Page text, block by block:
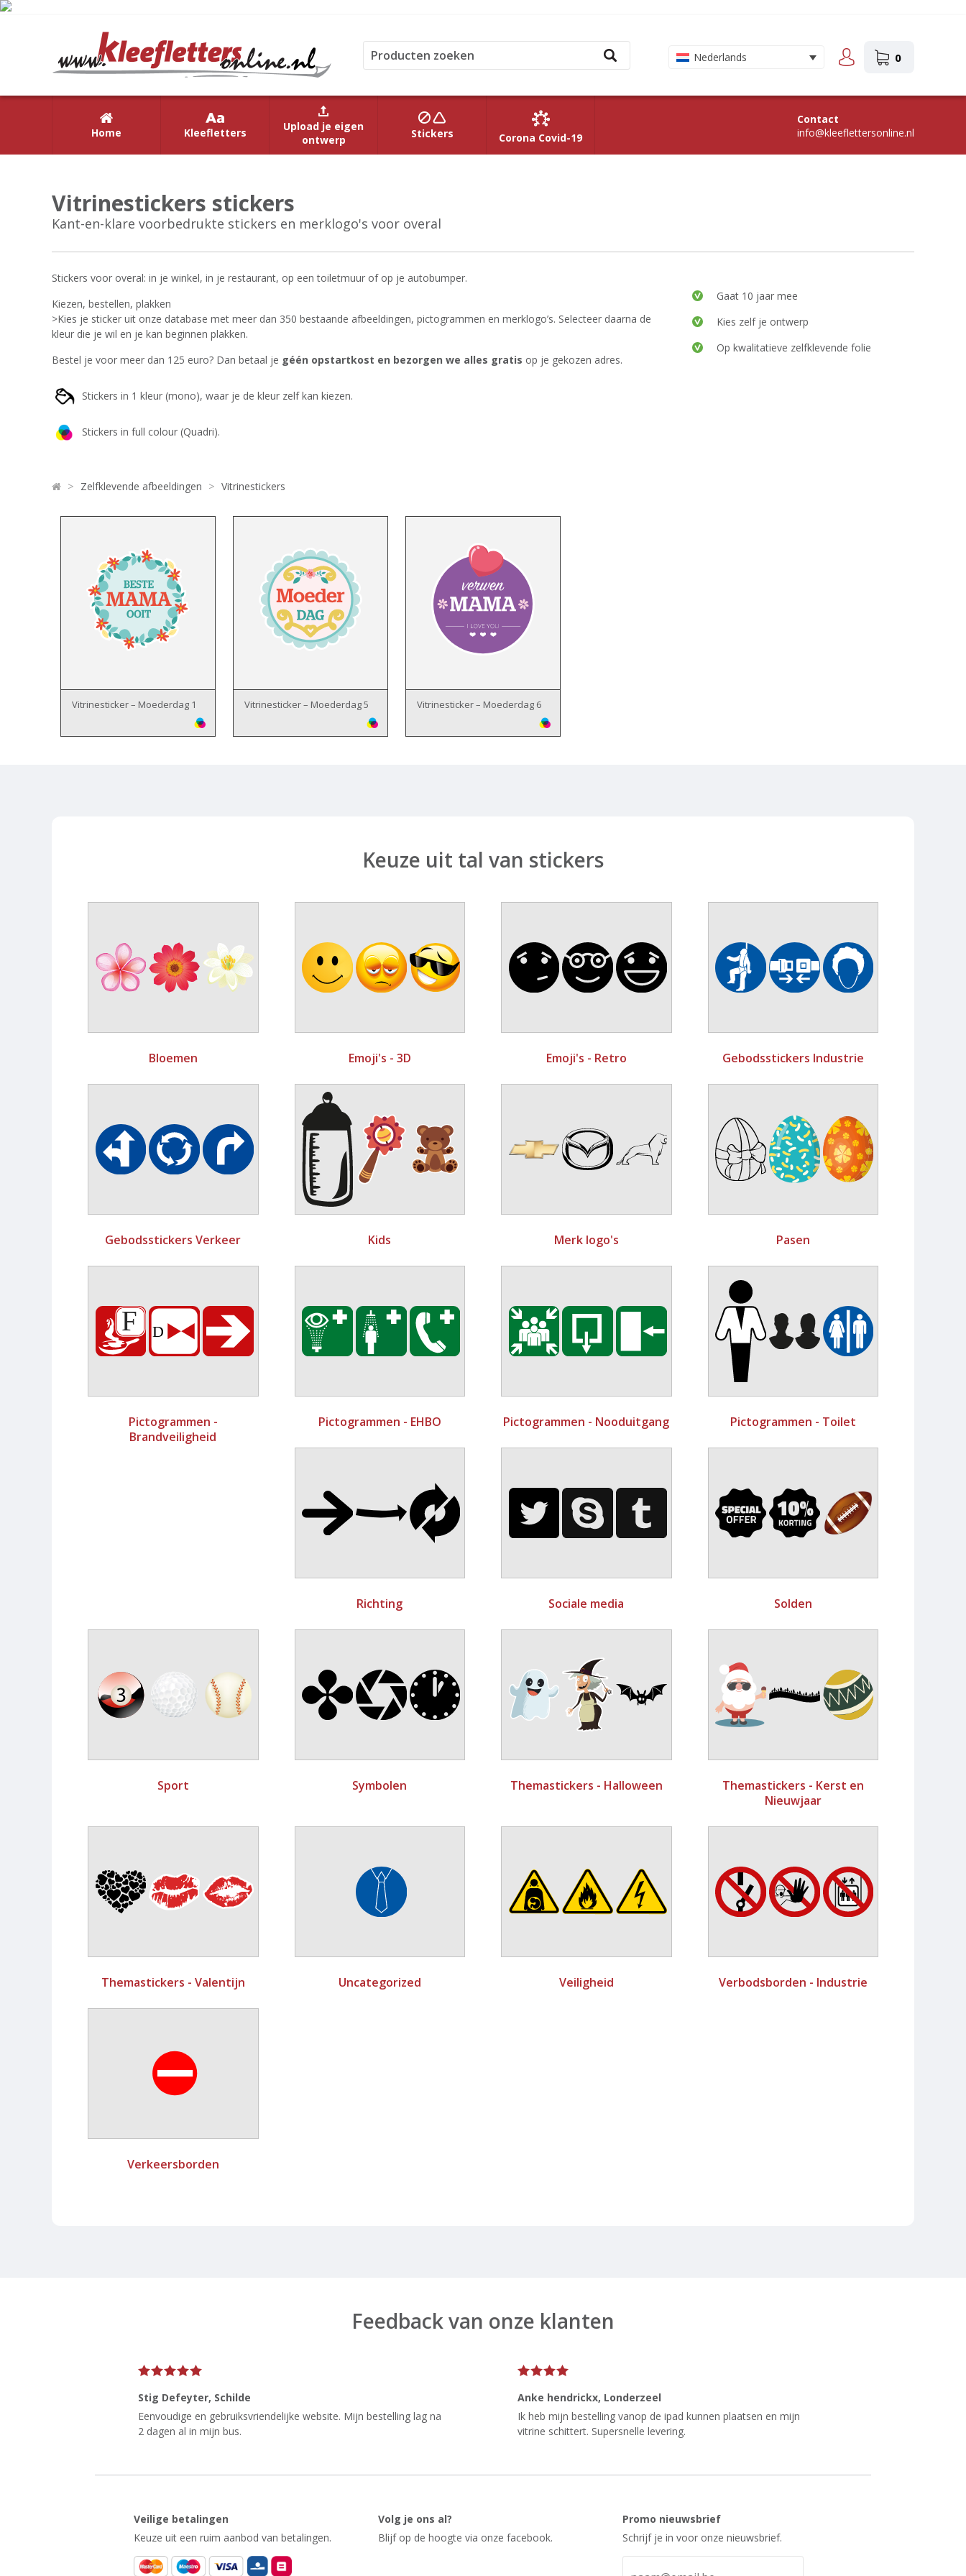
Nederlands 0
Home Kleefletters
Upload je eigen
ontwerp
Stickers Corona Covid-19
Contact
info@kleeflettersonline.nl
Vitrinestickers stickers
Kant-en-klare voorbedrukte stickers en merklogo's voor overal
Stickers voor overal: in je winkel, in je restaurant, op een toiletmuur of op je autobumper.
Kiezen, bestellen, plakken
>Kies je sticker uit onze database met meer dan 350 bestaande afbeeldingen, pictogrammen en merklogo’s. Selecteer daarna de
kleur die je wil en je kan beginnen plakken.
Bestel je voor meer dan 125 euro? Dan betaal je géén opstartkost en bezorgen we alles gratis op je gekozen adres.
Stickers in 1 kleur (mono), waar je de kleur zelf kan kiezen.
Stickers in full colour (Quadri).
Gaat 10 jaar mee
Kies zelf je ontwerp
Op kwalitatieve zelfklevende folie
> Zelfklevende afbeeldingen > Vitrinestickers
Vitrinesticker – Moederdag 1 Vitrinesticker – Moederdag 5 Vitrinesticker – Moederdag 6
Keuze uit tal van stickers
Bloemen Emoji's - 3D Emoji's - Retro Gebodsstickers Industrie
Gebodsstickers Verkeer Kids Merk logo's Pasen
Pictogrammen -
Brandveiligheid
Pictogrammen - EHBO Pictogrammen - Nooduitgang Pictogrammen - Toilet
Richting Sociale media Solden
Sport Symbolen Themastickers - Halloween
Themastickers - Kerst en
Nieuwjaar
Themastickers - Valentijn Uncategorized Veiligheid Verbodsborden - Industrie
Verkeersborden
Feedback van onze klanten
Stig Defeyter, Schilde
Eenvoudige en gebruiksvriendelijke website. Mijn bestelling lag na
2 dagen al in mijn bus.
Anke hendrickx, Londerzeel
Ik heb mijn bestelling vanop de ipad kunnen plaatsen en mijn
vitrine schittert. Supersnelle levering.
Veilige betalingen
Keuze uit een ruim aanbod van betalingen.
Volg je ons al?
Blijf op de hoogte via onze facebook.
Promo nieuwsbrief
Schrijf je in voor onze nieuwsbrief.